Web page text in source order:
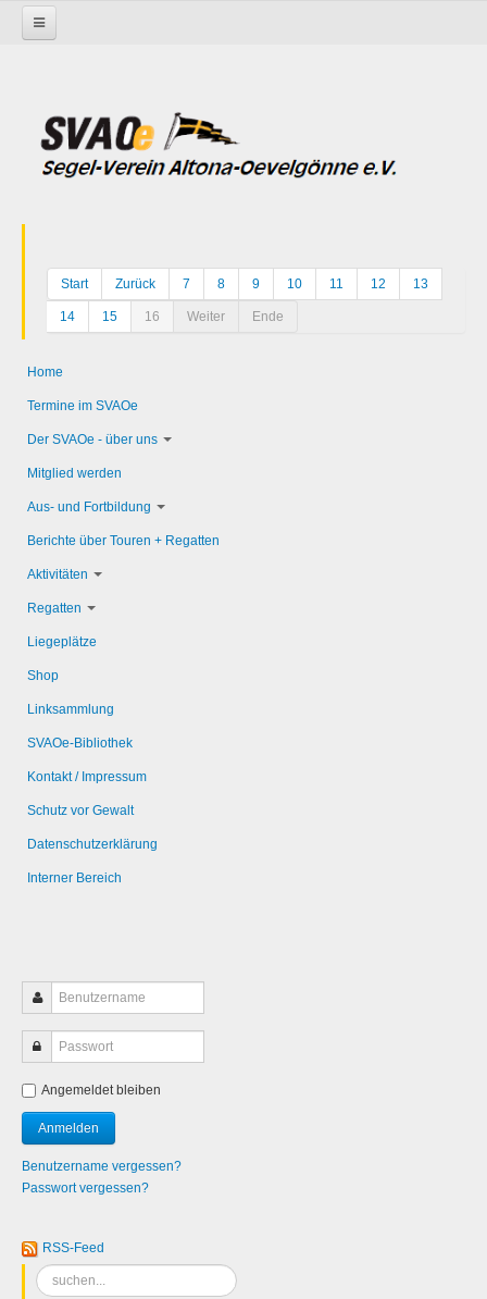
Start Zurück 7 8 9 10 11 12 13
14 15 16 Weiter Ende
Home
Termine im SVAOe
Der SVAOe - über uns
Mitglied werden
Aus- und Fortbildung
Berichte über Touren + Regatten
Aktivitäten
Regatten
Liegeplätze
Shop
Linksammlung
SVAOe-Bibliothek
Kontakt / Impressum
Schutz vor Gewalt
Datenschutzerklärung
Interner Bereich
Angemeldet bleiben
Benutzername vergessen?
Passwort vergessen?
RSS-Feed
Suchen